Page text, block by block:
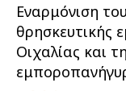
Εναρμόνιση
θρησκευτικής
Οιχαλίας και